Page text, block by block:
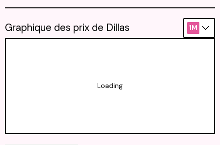
Graphique des prix de Dillas 1M
Loading